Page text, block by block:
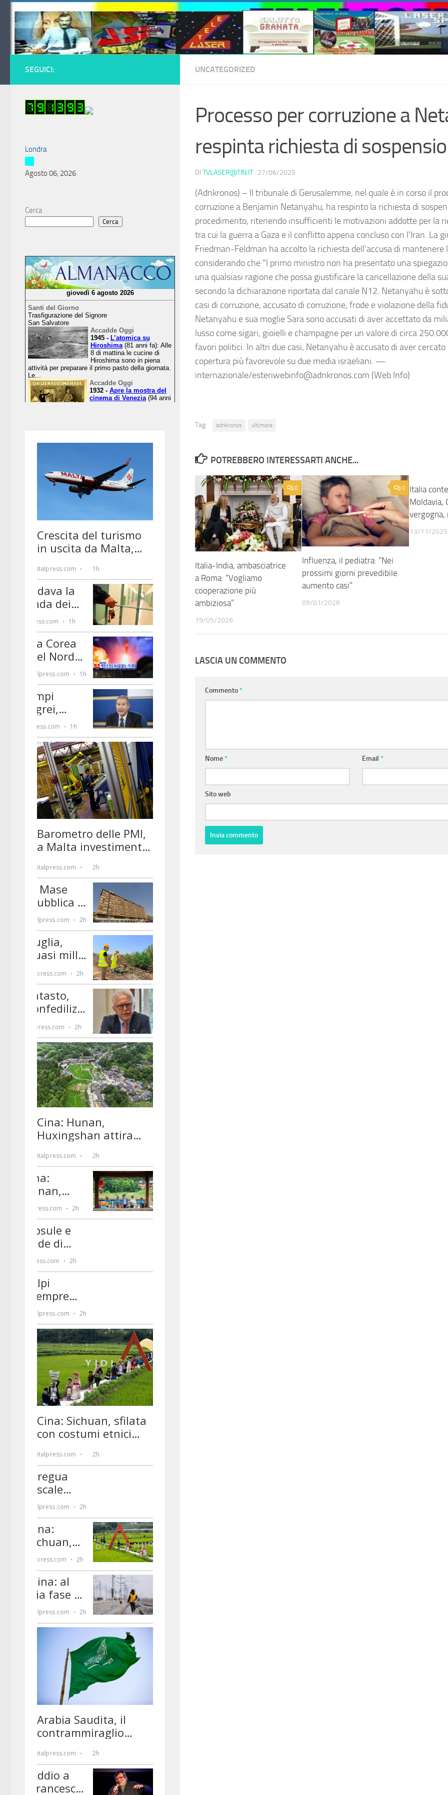
Salta al contenuto
UNCATEGORIZED
Processo per corruzione a
respinta richiesta di
DI TVLASER@TIN.IT · 27/06/2025
(Adnkronos) – Il tribunale di Gerusalemme, nel quale è in corso il
corruzione a Benjamin Netanyahu, ha respinto la richiesta di
procedimento, ritenendo insufficienti le motivazioni addotte per la
tra cui la guerra a Gaza e il conflitto appena concluso con l'Iran. La
Friedman-Feldman ha accolto la richiesta dell'accusa di mantenere
considerando che "l primo ministro non ha presentato una
una qualsiasi ragione che possa giustificare la cancellazione della
secondo la dichiarazione riportata dal canale N12. Netanyahu è
casi di corruzione, accusato di corruzione, frode e violazione della
Netanyahu e sua moglie Sara sono accusati di aver accettato da
lusso come sigari, gioielli e champagne per un valore di circa
favori politici. In altri due casi, Netanyahu è accusato di aver
copertura più favorevole su due media israeliani. —
internazionale/esteriwebinfo@adnkronos.com (Web Info)
Tag: adnkronos ultimora
POTREBBERO INTERESSARTI ANCHE...
0
Italia-India, ambasciatrice
a Roma: “Vogliamo
cooperazione più
ambiziosa”
19/05/2026
0
Influenza, il pediatra: “Nei
prossimi giorni prevedibile
aumento casi”
09/01/2026
Italia
Moldavia,
vergogna,
13/11/2025
LASCIA UN COMMENTO
Commento*
Nome* Email*
Sito web
SEGUICI:
Londra
Agosto 06, 2026
Cerca
Cerca